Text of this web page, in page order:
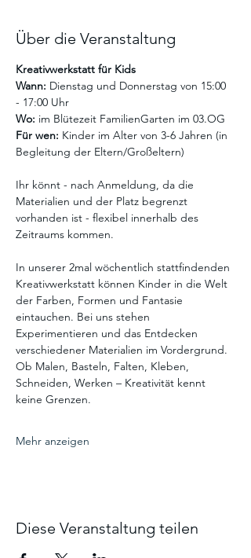
Über die Veranstaltung
Kreativwerkstatt für Kids
Wann: Dienstag und Donnerstag von 15:00
- 17:00 Uhr
Wo: im Blütezeit FamilienGarten im 03.OG
Für wen: Kinder im Alter von 3-6 Jahren (in
Begleitung der Eltern/Großeltern)
Ihr könnt - nach Anmeldung, da die
Materialien und der Platz begrenzt
vorhanden ist - flexibel innerhalb des
Zeitraums kommen.
In unserer 2mal wöchentlich stattfindenden
Kreativwerkstatt können Kinder in die Welt
der Farben, Formen und Fantasie
eintauchen. Bei uns stehen
Experimentieren und das Entdecken
verschiedener Materialien im Vordergrund.
Ob Malen, Basteln, Falten, Kleben,
Schneiden, Werken – Kreativität kennt
keine Grenzen.
Mehr anzeigen
Diese Veranstaltung teilen